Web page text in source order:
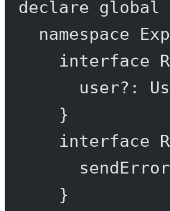
declare global
namespace
interface
user?:
}
interface
sendError
}